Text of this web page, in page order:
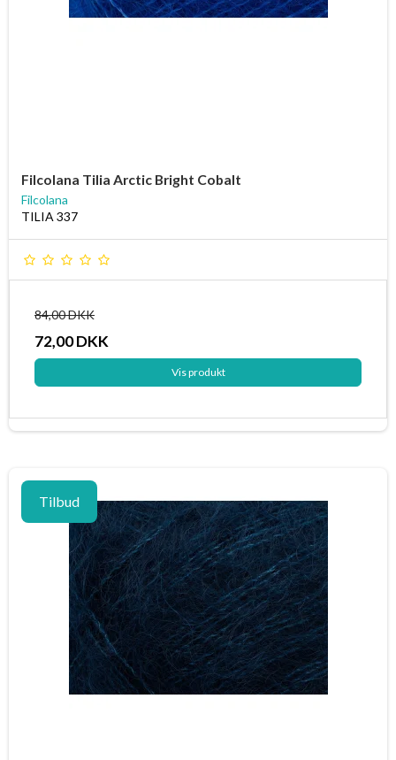
Filcolana Tilia Arctic Bright Cobalt
Filcolana
TILIA 337
84,00 DKK
72,00 DKK
Vis produkt
Tilbud